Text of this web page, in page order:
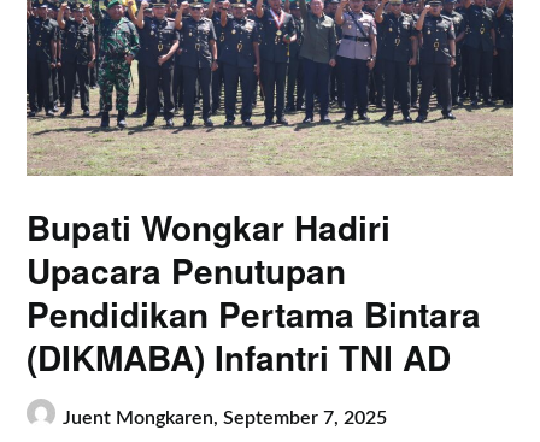
Bupati Wongkar Hadiri
Upacara Penutupan
Pendidikan Pertama Bintara
(DIKMABA) Infantri TNI AD
Juent Mongkaren,September 7, 2025